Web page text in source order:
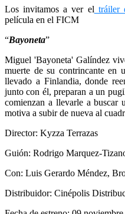
Los invitamos a ver el tráiler
película en el FICM
“Bayoneta”
Miguel 'Bayoneta' Galíndez
muerte de su contrincante en
llevado a Finlandia, donde
junto con él, preparan a un
comienzan a llevarle a buscar
motiva a subir de nueva al
Director: Kyzza Terrazas
Guión: Rodrigo Marquez-
Con: Luis Gerardo Méndez,
Distribuidor: Cinépolis